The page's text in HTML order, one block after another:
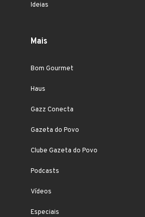
Ideias
Mais
Bom Gourmet
Haus
Gazz Conecta
Gazeta do Povo
Clube Gazeta do Povo
Podcasts
Vídeos
Especiais